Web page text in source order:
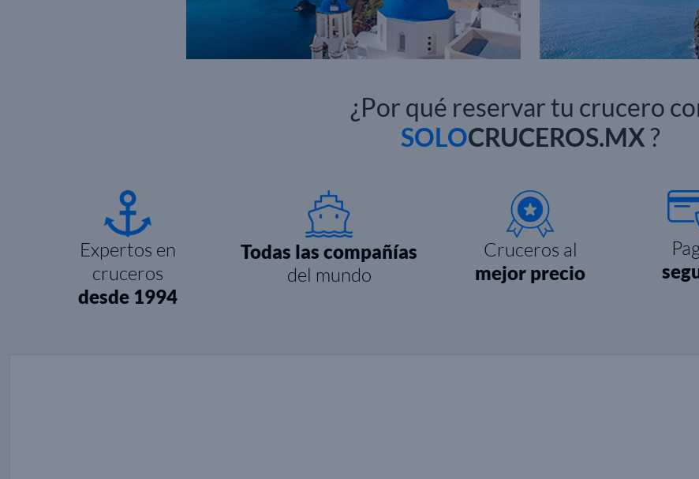
¿Por qué reservar tu crucero
SOLOCRUCEROS.MX?
Expertos en
cruceros
desde 1994
Todas las compañías
del mundo
Cruceros al
mejor precio